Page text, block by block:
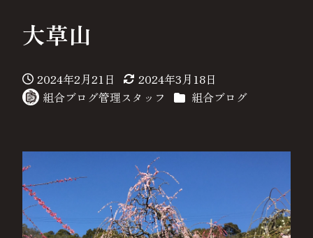
大草山
投稿日
2024年2月21日 更新日
2024年3月18日
著
組合ブログ管理スタッフ カテゴリー
組合ブログ